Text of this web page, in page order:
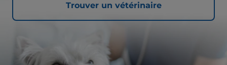
Trouver un vétérinaire